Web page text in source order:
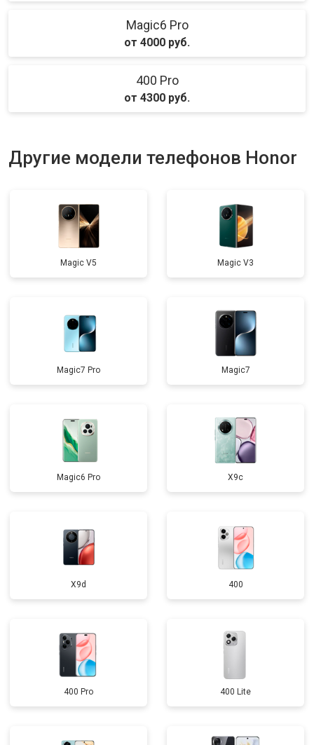
Magic6 Pro
от 4000 руб.
400 Pro
от 4300 руб.
Другие модели телефонов Honor
Magic V5 Magic V3
Magic7 Pro Magic7
Magic6 Pro X9c
X9d 400
400 Pro 400 Lite